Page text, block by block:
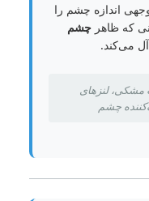
توجهی اندازه چشم را
که ظاهر چشم
می‌کند.
لنزهای